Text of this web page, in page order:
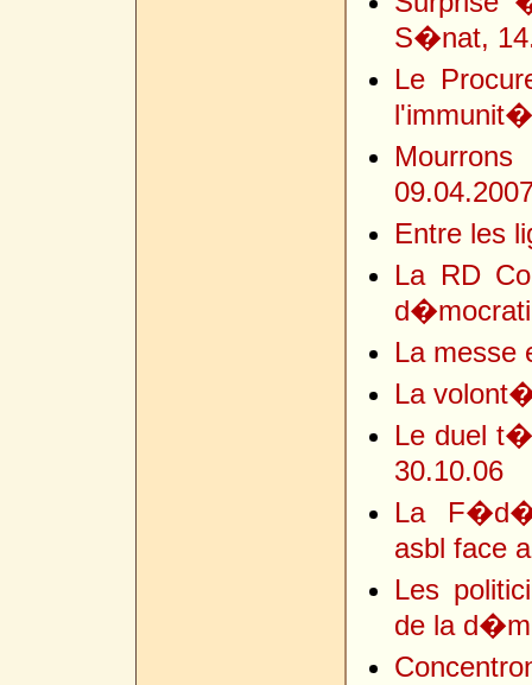
S�nat,
Le
Entre les
La RD
La messe
La
Le duel
30.10.06
La
asbl face
Les
de la